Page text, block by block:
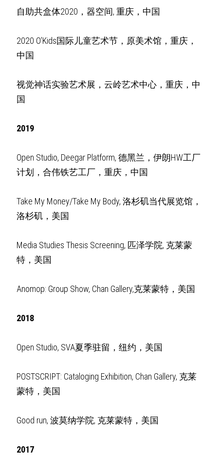
自助共盒体2020，器空间, 重庆，中国
2020 O’Kids国际儿童艺术节，原美术馆，重庆，
中国
视觉神话实验艺术展，云岭艺术中心，重庆，中
国
2019
Open Studio, Deegar Platform, 德黑兰，伊朗HW工厂
计划，合伟铁艺工厂，重庆，中国
Take My Money/Take My Body, 洛杉矶当代展览馆，
洛杉矶，美国
Media Studies Thesis Screening, 匹泽学院, 克莱蒙
特，美国
Anomop: Group Show, Chan Gallery,克莱蒙特，美国
2018
Open Studio, SVA夏季驻留，纽约，美国
POSTSCRIPT: Cataloging Exhibition, Chan Gallery, 克莱
蒙特，美国
Good run, 波莫纳学院, 克莱蒙特，美国
2017